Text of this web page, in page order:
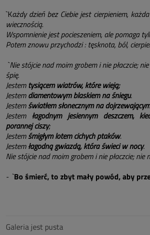
`Każdy dzień bez Ciebie jest cierpieniem,
wiecznością.
Wspomnienie jest pocieszeniem, ale pomaga
Potem znowu przychodzi : tęsknota, ból,
`Nie stójcie nad moim grobem i nie płaczcie;
śpię.
Jestem tysiącem wiatrów, które wieją;
Jestemdiamentowym blaskiem na śniegu.
Jestemświatłem słonecznym na
Jestem łagodnym jesiennym deszczem,
porannej ciszy;
Jestem śmigłym lotem cichych ptaków.
Jestemłagodną gwiazdą, która świeci w nocy.
Nie stójcie nad moim grobem i nie płaczcie;
- `Bo śmierć, to zbyt mały powód, aby
Galeria jest pusta